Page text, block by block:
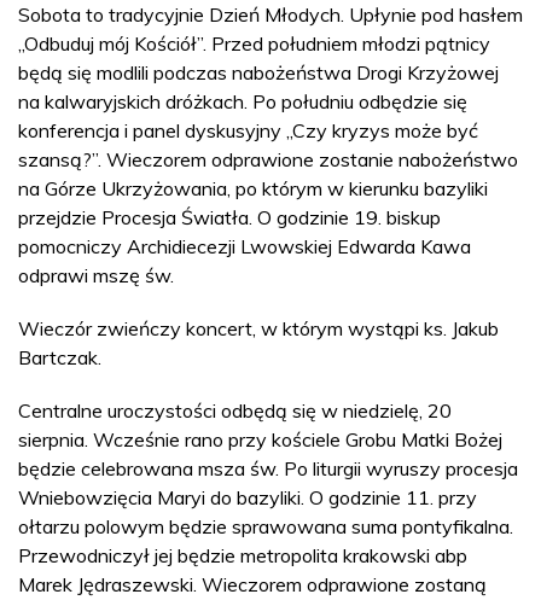
Sobota to tradycyjnie Dzień Młodych. Upłynie pod hasłem
„Odbuduj mój Kościół”. Przed południem młodzi pątnicy
będą się modlili podczas nabożeństwa Drogi Krzyżowej
na kalwaryjskich dróżkach. Po południu odbędzie się
konferencja i panel dyskusyjny „Czy kryzys może być
szansą?”. Wieczorem odprawione zostanie nabożeństwo
na Górze Ukrzyżowania, po którym w kierunku bazyliki
przejdzie Procesja Światła. O godzinie 19. biskup
pomocniczy Archidiecezji Lwowskiej Edwarda Kawa
odprawi mszę św.
Wieczór zwieńczy koncert, w którym wystąpi ks. Jakub
Bartczak.
Centralne uroczystości odbędą się w niedzielę, 20
sierpnia. Wcześnie rano przy kościele Grobu Matki Bożej
będzie celebrowana msza św. Po liturgii wyruszy procesja
Wniebowzięcia Maryi do bazyliki. O godzinie 11. przy
ołtarzu polowym będzie sprawowana suma pontyfikalna.
Przewodniczył jej będzie metropolita krakowski abp
Marek Jędraszewski. Wieczorem odprawione zostaną